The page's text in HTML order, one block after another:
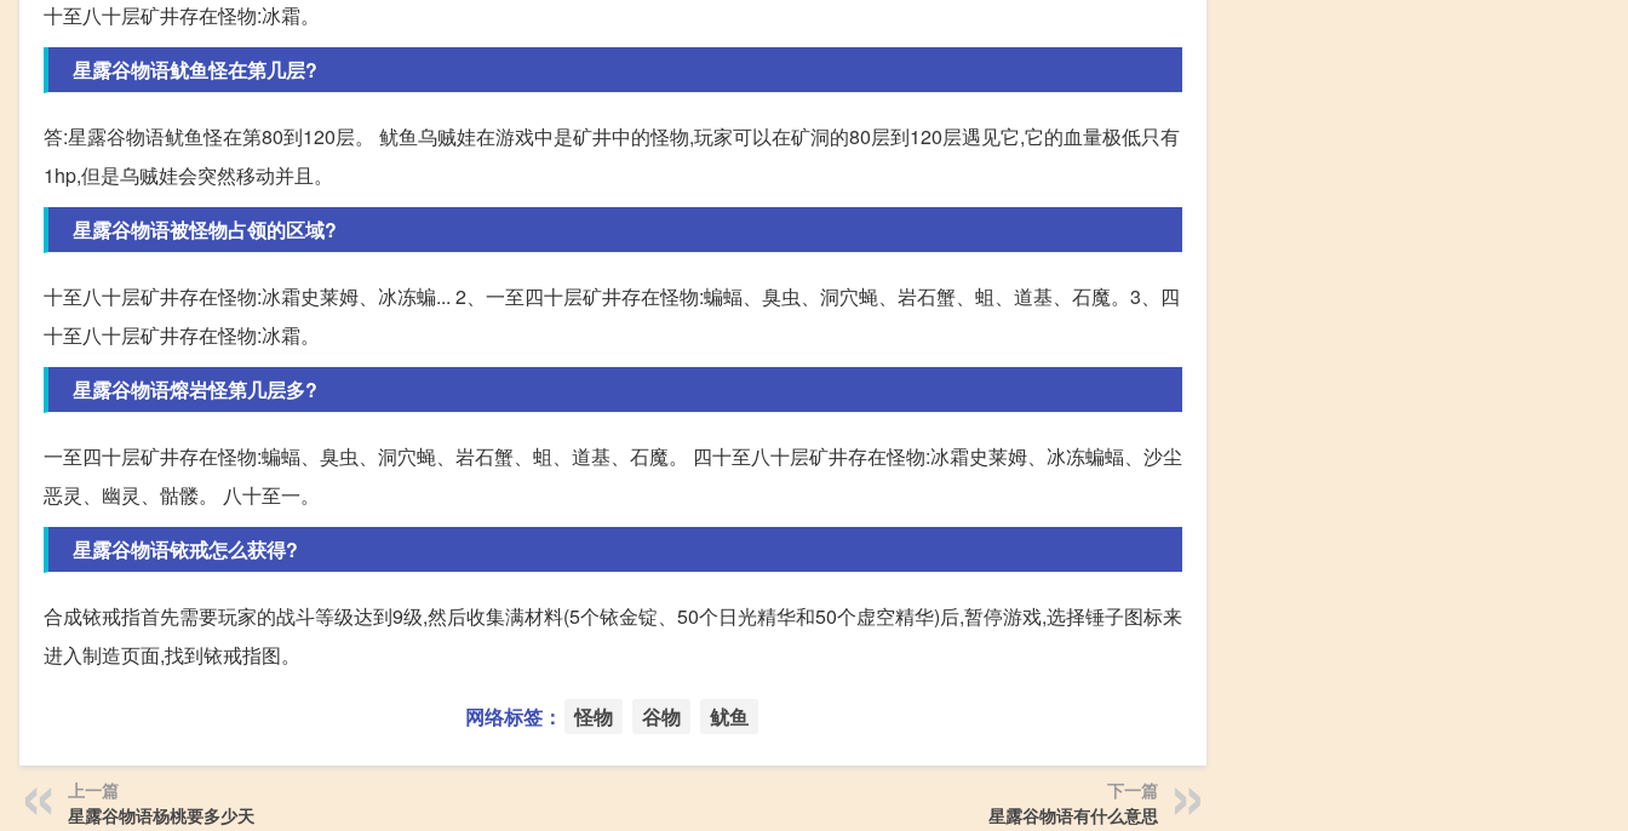
十至八十层矿井存在怪物:冰霜。
星露谷物语鱿鱼怪在第几层?
答:星露谷物语鱿鱼怪在第80到120层。 鱿鱼乌贼娃在游戏中是矿井中的怪物,玩家可以在矿洞的80层到120层遇见它,它的血量极低只有
1hp,但是乌贼娃会突然移动并且。
星露谷物语被怪物占领的区域?
十至八十层矿井存在怪物:冰霜史莱姆、冰冻蝙... 2、一至四十层矿井存在怪物:蝙蝠、臭虫、洞穴蝇、岩石蟹、蛆、道基、石魔。3、四
十至八十层矿井存在怪物:冰霜。
星露谷物语熔岩怪第几层多?
一至四十层矿井存在怪物:蝙蝠、臭虫、洞穴蝇、岩石蟹、蛆、道基、石魔。 四十至八十层矿井存在怪物:冰霜史莱姆、冰冻蝙蝠、沙尘
恶灵、幽灵、骷髅。 八十至一。
星露谷物语铱戒怎么获得?
合成铱戒指首先需要玩家的战斗等级达到9级,然后收集满材料(5个铱金锭、50个日光精华和50个虚空精华)后,暂停游戏,选择锤子图标来
进入制造页面,找到铱戒指图。
网络标签： 怪物 谷物 鱿鱼
上一篇
星露谷物语杨桃要多少天
下一篇
星露谷物语有什么意思